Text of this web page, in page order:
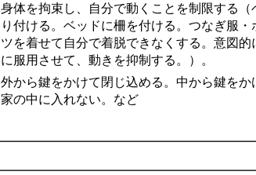
身体を拘束し、自分で動くことを制限する（
り付ける。ベッドに柵を付ける。つなぎ服・
ツを着せて自分で着脱できなくする。意図的
に服用させて、動きを抑制する。）。
外から鍵をかけて閉じ込める。中から鍵をか
家の中に入れない。など